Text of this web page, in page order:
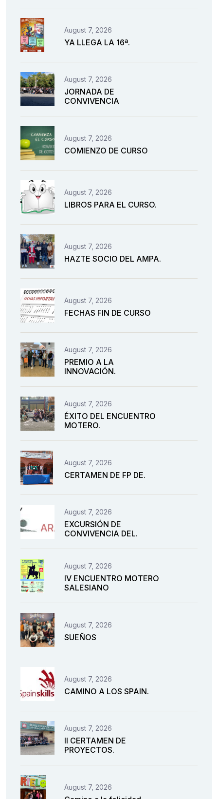
August 7, 2026
YA LLEGA LA 16ª.
August 7, 2026
JORNADA DE
CONVIVENCIA
August 7, 2026
COMIENZO DE CURSO
August 7, 2026
LIBROS PARA EL CURSO.
August 7, 2026
HAZTE SOCIO DEL AMPA.
August 7, 2026
FECHAS FIN DE CURSO
August 7, 2026
PREMIO A LA
INNOVACIÓN.
August 7, 2026
ÉXITO DEL ENCUENTRO
MOTERO.
August 7, 2026
CERTAMEN DE FP DE.
August 7, 2026
EXCURSIÓN DE
CONVIVENCIA DEL.
August 7, 2026
IV ENCUENTRO MOTERO
SALESIANO
August 7, 2026
SUEÑOS
August 7, 2026
CAMINO A LOS SPAIN.
August 7, 2026
II CERTAMEN DE
PROYECTOS.
August 7, 2026